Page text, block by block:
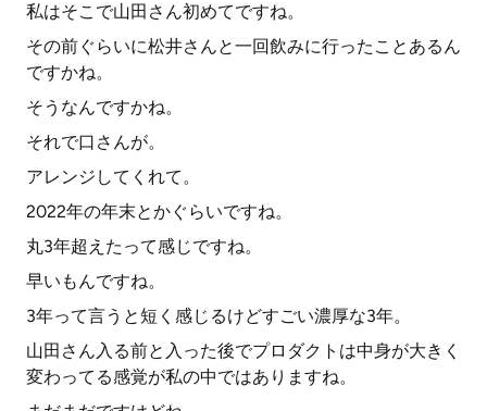
私はそこで山田さん初めてですね。
その前ぐらいに松井さんと一回飲みに行ったことあるん
ですかね。
そうなんですかね。
それで口さんが。
アレンジしてくれて。
2022年の年末とかぐらいですね。
丸3年超えたって感じですね。
早いもんですね。
3年って言うと短く感じるけどすごい濃厚な3年。
山田さん入る前と入った後でプロダクトは中身が大きく
変わってる感覚が私の中ではありますね。